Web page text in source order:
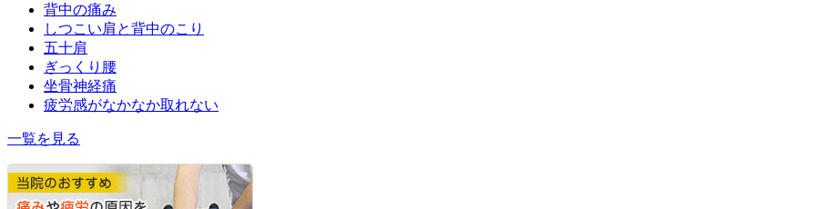
背中の痛み
しつこい肩と背中のこり
五十肩
ぎっくり腰
坐骨神経痛
疲労感がなかなか取れない
一覧を見る